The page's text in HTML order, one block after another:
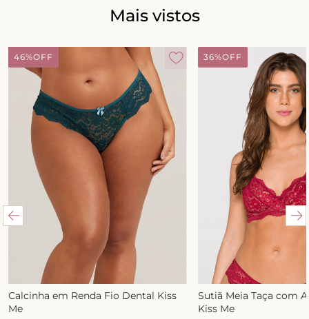
Mais vistos
46%OFF
Calcinha em Renda Fio Dental Kiss
Me
36%OFF
Sutiã Meia Taça com
Kiss Me